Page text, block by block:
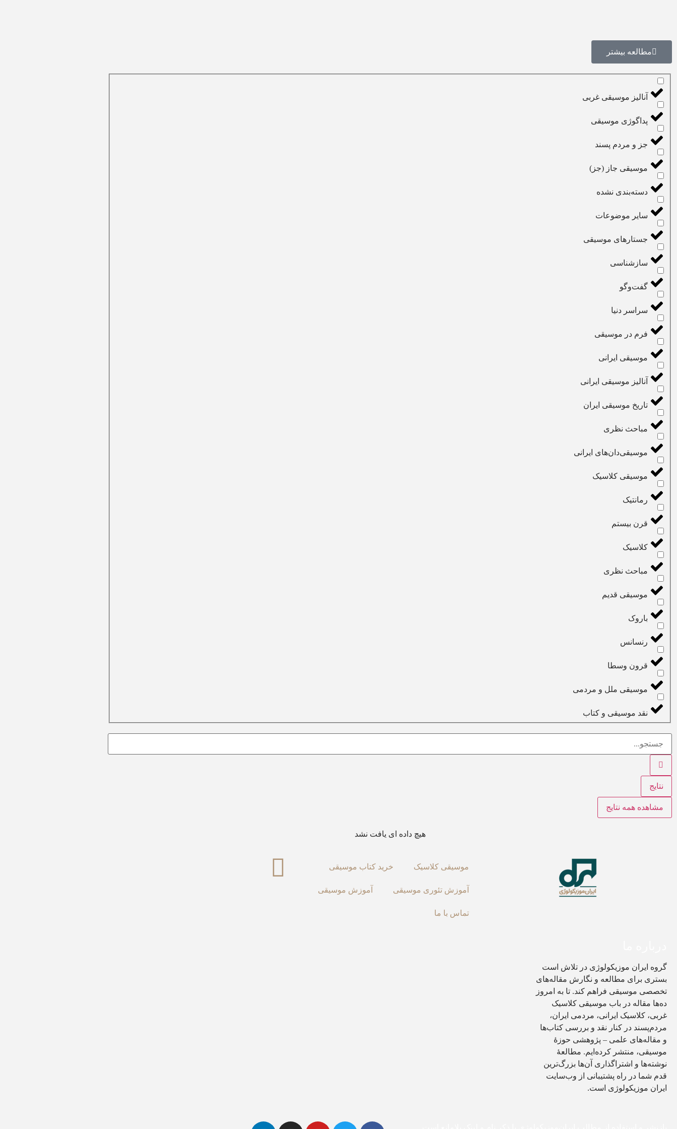
مطالعه بیشتر
آنالیز موسیقی غربی
پداگوژی موسیقی
جز و مردم پسند
موسیقی جاز (جز)
دسته‌بندی نشده
سایر موضوعات
جستارهای موسیقی
سازشناسی
گفت‌و‌گو
سراسر دنیا
فرم در موسیقی
موسیقی ایرانی
آنالیز موسیقی ایرانی
تاریخ موسیقی ایران
مباحث نظری
موسیقی‌دان‌های ایرانی
موسیقی کلاسیک
رمانتیک
قرن بیستم
کلاسیک
مباحث نظری
موسیقی قدیم
باروک
رنسانس
قرون وسطا
موسیقی ملل و مردمی
نقد موسیقی و کتاب
نتایج
مشاهده همه نتایج
هیچ داده ای یافت نشد
موسیقی کلاسیک خرید کتاب موسیقی
آموزش تئوری موسیقی آموزش موسیقی
تماس با ما
گروه ایران موزیکولوژی در تلاش است
بستری برای مطالعه و نگارش مقاله‌های
تخصصی موسیقی فراهم کند. تا به امروز
ده‌ها مقاله در باب موسیقی کلاسیک
غربی، کلاسیک ایرانی، مردمی ایران،
مردم‌پسند در کنار نقد و بررسی کتاب‌ها
و مقاله‌های علمی – پژوهشی حوزۀ
موسیقی، منتشر کرده‌ایم. مطالعۀ
نوشته‌ها و اشتراگذاری آن‌ها بزرگ‌ترین
قدم شما در راه پشتیبانی از وب‌سایت
ایران موزیکولوژی است.